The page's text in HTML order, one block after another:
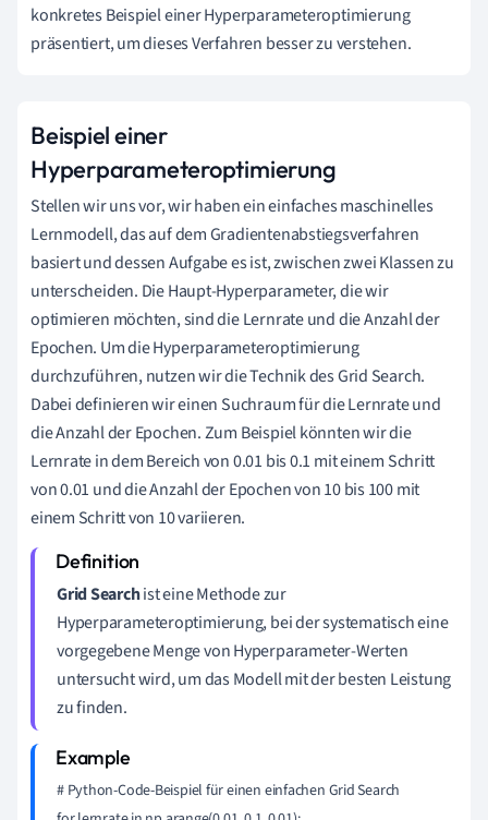
konkretes Beispiel einer Hyperparameteroptimierung
präsentiert, um dieses Verfahren besser zu verstehen.
Beispiel einer
Hyperparameteroptimierung
Stellen wir uns vor, wir haben ein einfaches maschinelles
Lernmodell, das auf dem Gradientenabstiegsverfahren
basiert und dessen Aufgabe es ist, zwischen zwei Klassen zu
unterscheiden. Die Haupt-Hyperparameter, die wir
optimieren möchten, sind die Lernrate und die Anzahl der
Epochen. Um die Hyperparameteroptimierung
durchzuführen, nutzen wir die Technik des Grid Search.
Dabei definieren wir einen Suchraum für die Lernrate und
die Anzahl der Epochen. Zum Beispiel könnten wir die
Lernrate in dem Bereich von 0.01 bis 0.1 mit einem Schritt
von 0.01 und die Anzahl der Epochen von 10 bis 100 mit
einem Schritt von 10 variieren.
Grid Searchist eine Methode zur
Hyperparameteroptimierung, bei der systematisch eine
vorgegebene Menge von Hyperparameter-Werten
untersucht wird, um das Modell mit der besten Leistung
zu finden.
# Python-Code-Beispiel für einen einfachen Grid Search